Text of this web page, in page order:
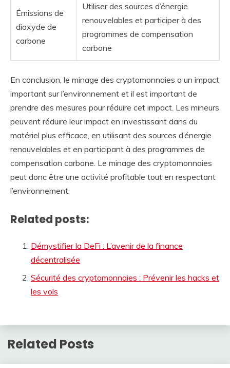
Émissions de
dioxyde de
carbone
Utiliser des sources d’énergie
renouvelables et participer à des
programmes de compensation
carbone
En conclusion, le minage des cryptomonnaies a un impact
important sur l’environnement et il est important de
prendre des mesures pour réduire cet impact. Les mineurs
peuvent réduire leur impact en investissant dans du
matériel plus efficace, en utilisant des sources d’énergie
renouvelables et en participant à des programmes de
compensation carbone. Le minage des cryptomonnaies
peut donc être une activité profitable tout en respectant
l’environnement.
Related posts:
Démystifier la DeFi : L’avenir de la finance
décentralisée
Sécurité des cryptomonnaies : Prévenir les hacks et
les vols
Related Posts